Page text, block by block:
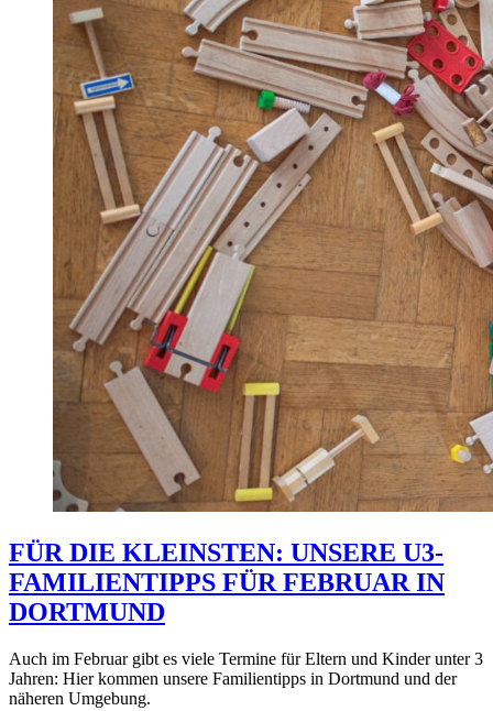
FÜR DIE KLEINSTEN: UNSERE U3-
FAMILIENTIPPS FÜR FEBRUAR IN
DORTMUND
Auch im Februar gibt es viele Termine für Eltern und Kinder unter 3
Jahren: Hier kommen unsere Familientipps in Dortmund und der
näheren Umgebung.